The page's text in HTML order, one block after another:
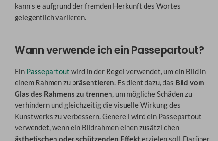
kann sie aufgrund der fremden Herkunft des Wortes
gelegentlich variieren.
Wann verwende ich ein Passepartout?
Ein Passepartout wird in der Regel verwendet, um ein Bild in
einem Rahmen zu präsentieren. Es dient dazu, das Bild vom
Glas des Rahmens zu trennen, um mögliche Schäden zu
verhindern und gleichzeitig die visuelle Wirkung des
Kunstwerks zu verbessern. Generell wird ein Passepartout
verwendet, wenn ein Bildrahmen einen zusätzlichen
ästhetischen oder schützenden Effekterzielen soll. Darüber